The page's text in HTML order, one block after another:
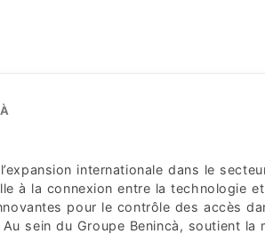
internationale dans le
à la connexion entre la technologie
pour le contrôle des accès
sein du Groupe Benincà, soutient la